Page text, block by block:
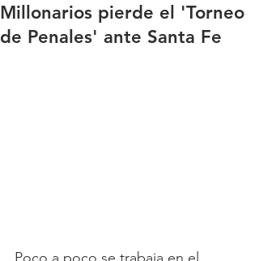
Millonarios pierde el 'Torneo
de Penales' ante Santa Fe